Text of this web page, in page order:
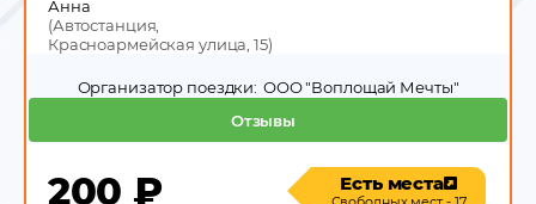
Анна
(Автостанция,
Красноармейская улица, 15)
Отзывы
Организатор поездки: ООО "Воплощай Мечты"
200 ₽ Есть места